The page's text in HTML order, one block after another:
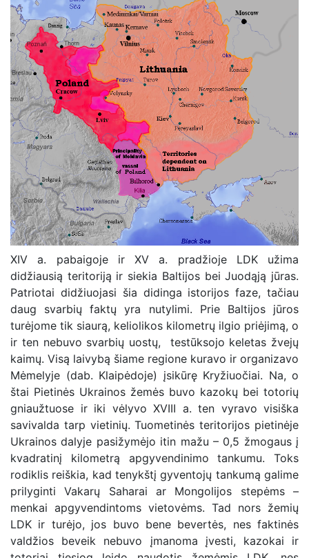
XIV a. pabaigoje ir XV a. pradžioje LDK užima
didžiausią teritoriją ir siekia Baltijos bei Juodąją jūras.
Patriotai didžiuojasi šia didinga istorijos faze, tačiau
daug svarbių faktų yra nutylimi. Prie Baltijos jūros
turėjome tik siaurą, keliolikos kilometrų ilgio priėjimą, o
ir ten nebuvo svarbių uostų, testūksojo keletas žvejų
kaimų. Visą laivybą šiame regione kuravo ir organizavo
Mėmelyje (dab. Klaipėdoje) įsikūrę Kryžiuočiai. Na, o
štai Pietinės Ukrainos žemės buvo kazokų bei totorių
gniaužtuose ir iki vėlyvo XVIII a. ten vyravo visiška
savivalda tarp vietinių. Tuometinės teritorijos pietinėje
Ukrainos dalyje pasižymėjo itin mažu – 0,5 žmogaus į
kvadratinį kilometrą apgyvendinimo tankumu. Toks
rodiklis reiškia, kad tenykštį gyventojų tankumą galime
prilyginti Vakarų Saharai ar Mongolijos stepėms –
menkai apgyvendintoms vietovėms. Tad nors žemių
LDK ir turėjo, jos buvo bene bevertės, nes faktinės
valdžios beveik nebuvo įmanoma įvesti, kazokai ir